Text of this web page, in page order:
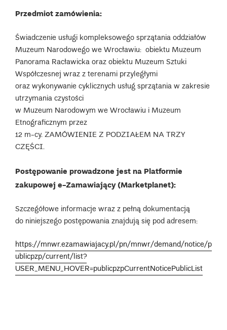
Przedmiot zamówienia:
Świadczenie usługi kompleksowego sprzątania oddziałów
Muzeum Narodowego we Wrocławiu: obiektu Muzeum
Panorama Racławicka oraz obiektu Muzeum Sztuki
Współczesnej wraz z terenami przyległymi
oraz wykonywanie cyklicznych usług sprzątania w zakresie
utrzymania czystości
w Muzeum Narodowym we Wrocławiu i Muzeum
Etnograficznym przez
12 m-cy. ZAMÓWIENIE Z PODZIAŁEM NA TRZY
CZĘŚCI.
Postępowanie prowadzone jest na Platformie
zakupowej e-Zamawiający (Marketplanet):
Szczegółowe informacje wraz z pełną dokumentacją
do niniejszego postępowania znajdują się pod adresem:
https://mnwr.ezamawiajacy.pl/pn/mnwr/demand/notice/p
ublicpzp/current/list?
USER_MENU_HOVER=publicpzpCurrentNoticePublicList